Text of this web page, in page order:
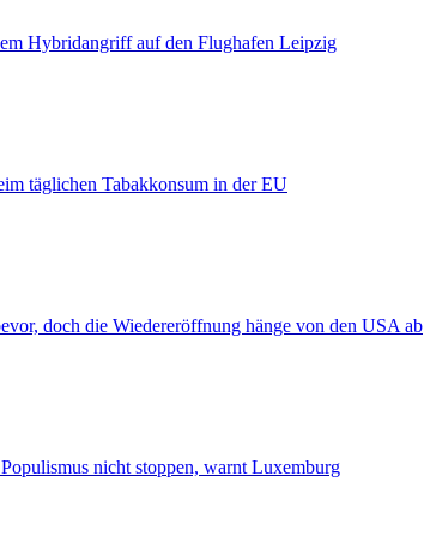
Hybridangriff auf den Flughafen Leipzig
täglichen Tabakkonsum in der EU
doch die Wiedereröffnung hänge von den USA ab
nicht stoppen, warnt Luxemburg